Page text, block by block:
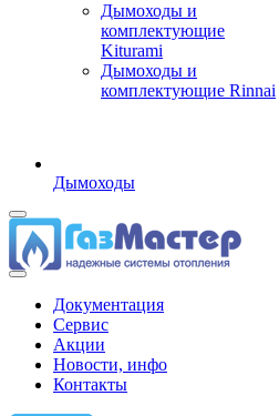
Дымоходы и
комплектующие
Kiturami
Дымоходы и
комплектующие Rinnai
Дымоходы
Документация
Сервис
Акции
Новости, инфо
Контакты